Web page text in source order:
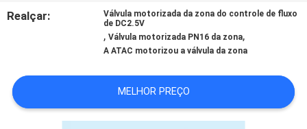
CITAÇÕES
Realçar:
Válvula motorizada da zona do controle de fluxo
de DC2.5V
,Válvula motorizada PN16 da zona,
A ATAC motorizou a válvula da zona
MELHOR PREÇO